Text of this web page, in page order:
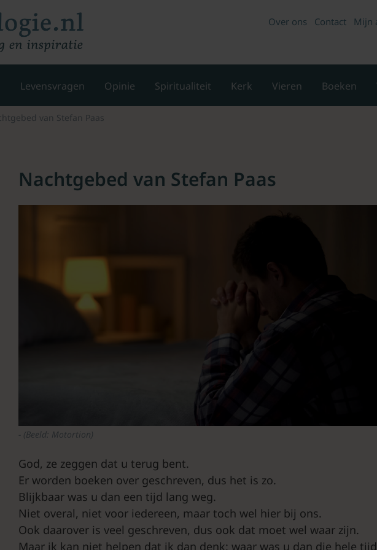
Over ons Contact Mijn
Levensvragen Opinie Spiritualiteit Kerk Vieren Boeken
van Stefan Paas
Nachtgebed van Stefan Paas
(Beeld: Motortion)
God, ze zeggen dat u terug bent.
Er worden boeken over geschreven, dus het is zo.
Blijkbaar was u dan een tijd lang weg.
Niet overal, niet voor iedereen, maar toch wel hier bij ons.
Ook daarover is veel geschreven, dus ook dat moet wel waar zijn.
Maar ik kan niet helpen dat ik dan denk: waar was u dan die hele